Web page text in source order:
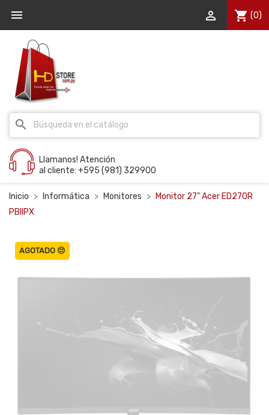
 shopping_cart (0)

search
Llamanos! Atención
al cliente: +595 (981) 329900
Inicio Informática Monitores
Monitor 27" Acer ED270R
PBIIPX
AGOTADO 😔